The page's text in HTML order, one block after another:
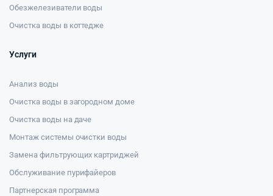
Обезжелезиватели воды
Очистка воды в коттедже
Услуги
Анализ воды
Очистка воды в загородном доме
Очистка воды на даче
Монтаж системы очистки воды
Замена фильтрующих картриджей
Обслуживание пурифайеров
Партнерская программа